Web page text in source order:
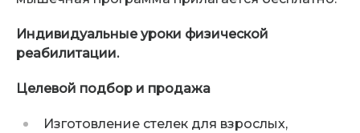
Индивидуальные уроки физической
реабилитации.
Целевой подбор и продажа
Изготовление стелек для взрослых,